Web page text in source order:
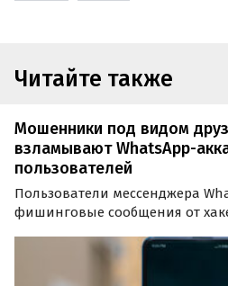
Читайте также
Мошенники под видом
взламывают WhatsApp-
пользователей
Пользователи мессенджера
фишинговые сообщения от
сообщении содержится